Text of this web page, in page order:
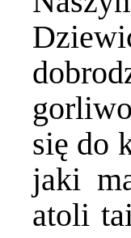
się do
jaki
atoli